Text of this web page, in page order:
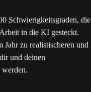
Schwierigkeitsgraden, die
in die KI gesteckt.
zu realistischeren und
und deinen